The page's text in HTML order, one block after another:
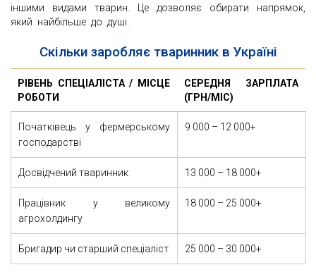
іншими видами тварин. Це дозволяє обирати напрямок,
який найбільше до душі.
Скільки заробляє тваринник в Україні
РІВЕНЬ СПЕЦІАЛІСТА / МІСЦЕ
РОБОТИ
СЕРЕДНЯ ЗАРПЛАТА
(ГРН/МІС)
Початківець у фермерському
господарстві
9 000 – 12 000+
Досвідчений тваринник 13 000 – 18 000+
Працівник у великому
агрохолдингу
18 000 – 25 000+
Бригадир чи старший спеціаліст 25 000 – 30 000+